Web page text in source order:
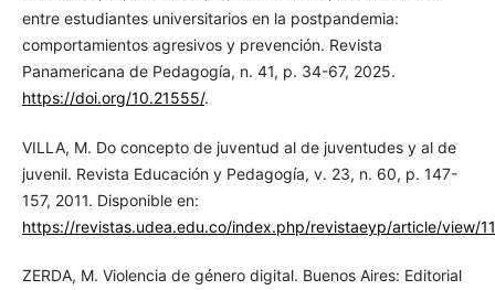
entre estudiantes universitarios en la postpandemia:
comportamientos agresivos y prevención. Revista
Panamericana de Pedagogía, n. 41, p. 34-67, 2025.
https://doi.org/10.21555/.
VILLA, M. Do concepto de juventud al de juventudes y al de
juvenil. Revista Educación y Pedagogía, v. 23, n. 60, p. 147-
157, 2011. Disponible en:
https://revistas.udea.edu.co/index.php/revistaeyp/article/view/
ZERDA, M. Violencia de género digital. Buenos Aires: Editorial